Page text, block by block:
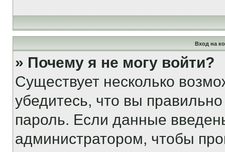
Вход на
» Почему я не могу войти?
Существует несколько
убедитесь, что вы
пароль. Если данные
администратором, чтобы